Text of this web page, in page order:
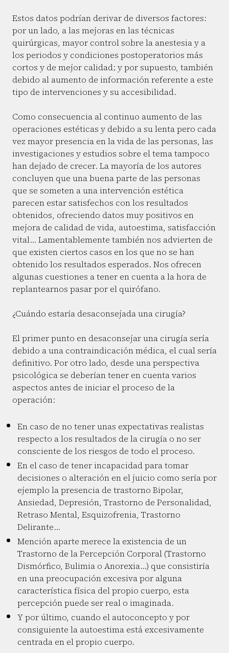
Estos datos podrían derivar de diversos factores:
por un lado, a las mejoras en las técnicas
quirúrgicas, mayor control sobre la anestesia y a
los periodos y condiciones postoperatorios más
cortos y de mejor calidad; y por supuesto, también
debido al aumento de información referente a este
tipo de intervenciones y su accesibilidad.
Como consecuencia al continuo aumento de las
operaciones estéticas y debido a su lenta pero cada
vez mayor presencia en la vida de las personas, las
investigaciones y estudios sobre el tema tampoco
han dejado de crecer. La mayoría de los autores
concluyen que una buena parte de las personas
que se someten a una intervención estética
parecen estar satisfechos con los resultados
obtenidos, ofreciendo datos muy positivos en
mejora de calidad de vida, autoestima, satisfacción
vital… Lamentablemente también nos advierten de
que existen ciertos casos en los que no se han
obtenido los resultados esperados. Nos ofrecen
algunas cuestiones a tener en cuenta a la hora de
replantearnos pasar por el quirófano.
¿Cuándo estaría desaconsejada una cirugía?
El primer punto en desaconsejar una cirugía sería
debido a una contraindicación médica, el cual sería
definitivo. Por otro lado, desde una perspectiva
psicológica se deberían tener en cuenta varios
aspectos antes de iniciar el proceso de la
operación:
En caso de no tener unas expectativas realistas
respecto a los resultados de la cirugía o no ser
consciente de los riesgos de todo el proceso.
En el caso de tener incapacidad para tomar
decisiones o alteración en el juicio como sería por
ejemplo la presencia de trastorno Bipolar,
Ansiedad, Depresión, Trastorno de Personalidad,
Retraso Mental, Esquizofrenia, Trastorno
Delirante…
Mención aparte merece la existencia de un
Trastorno de la Percepción Corporal (Trastorno
Dismórfico, Bulimia o Anorexia…) que consistiría
en una preocupación excesiva por alguna
característica física del propio cuerpo, esta
percepción puede ser real o imaginada.
Y por último, cuando el autoconcepto y por
consiguiente la autoestima está excesivamente
centrada en el propio cuerpo.